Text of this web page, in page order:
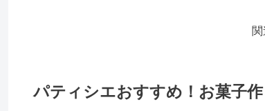
パティシエおすすめ！お菓子